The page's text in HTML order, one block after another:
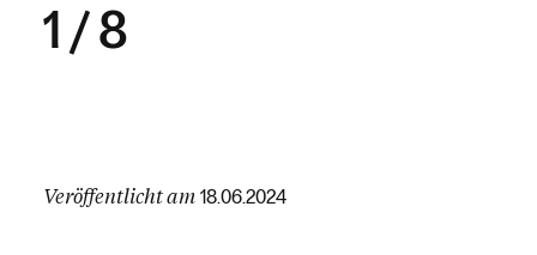
1 /8
Veröffentlicht am 18.06.2024